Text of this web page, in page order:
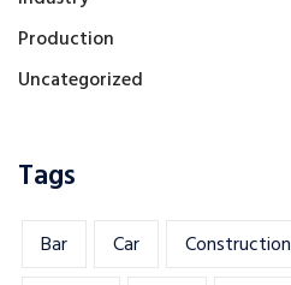
Production
Uncategorized
Tags
Bar Car Construction